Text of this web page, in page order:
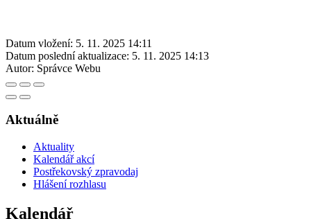
Datum vložení: 5. 11. 2025 14:11
Datum poslední aktualizace: 5. 11. 2025 14:13
Autor: Správce Webu
Aktuálně
Aktuality
Kalendář akcí
Postřekovský zpravodaj
Hlášení rozhlasu
Kalendář